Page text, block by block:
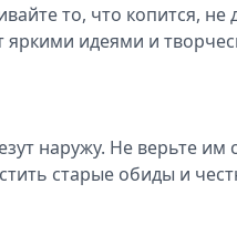
то, что копится,
яркими идеями и
наружу. Не верьте
старые обиды и